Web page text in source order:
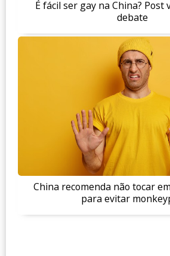
É fácil ser gay na China? Post
debate
China recomenda não tocar
para evitar